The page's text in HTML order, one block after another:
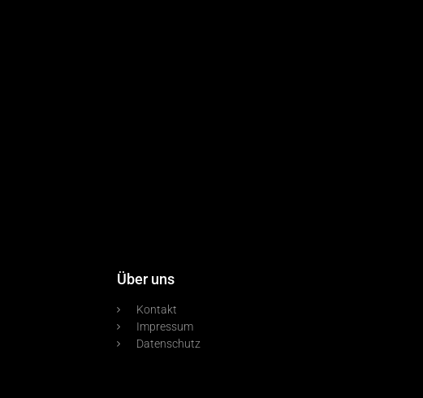
Über uns
Kontakt
Impressum
Datenschutz